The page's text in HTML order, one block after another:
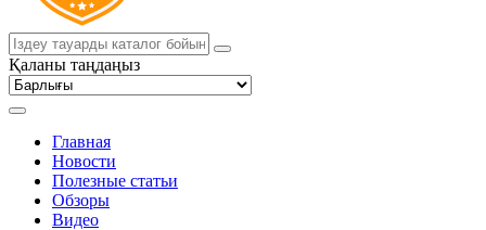
Қаланы таңдаңыз
Главная
Новости
Полезные статьи
Обзоры
Видео